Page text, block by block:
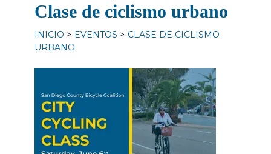
Clase de ciclismo urbano
INICIO EVENTOS
CLASE DE CICLISMO
URBANO